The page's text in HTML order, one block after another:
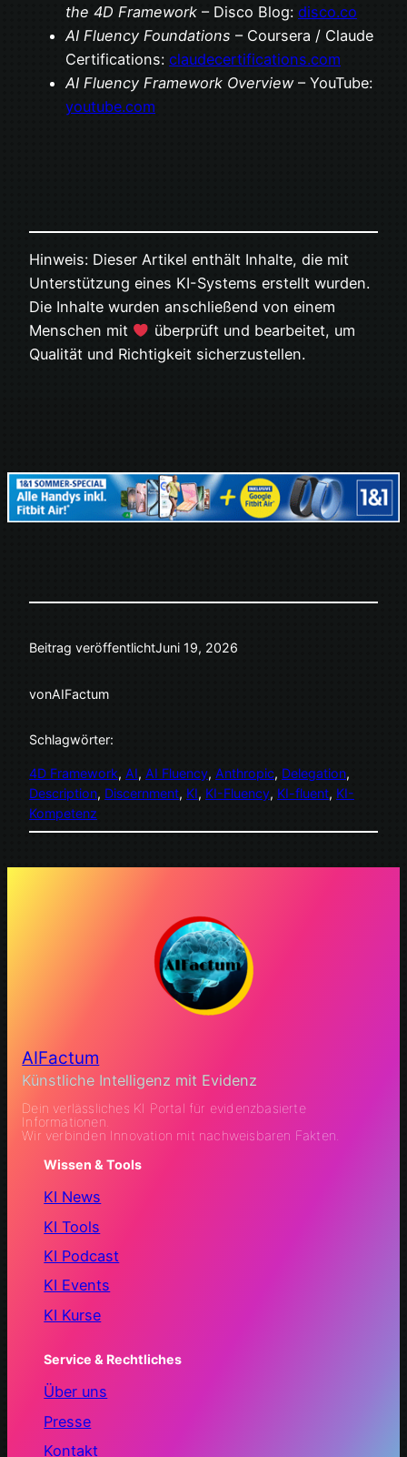
the 4D Framework – Disco Blog: disco.co
AI Fluency Foundations – Coursera / Claude
Certifications: claudecertifications.com
AI Fluency Framework Overview– YouTube:
youtube.com
Hinweis: Dieser Artikel enthält Inhalte, die mit
Unterstützung eines KI-Systems erstellt wurden.
Die Inhalte wurden anschließend von einem
Menschen mit
überprüft und bearbeitet, um
Qualität und Richtigkeit sicherzustellen.
Beitrag veröffentlichtJuni 19, 2026
vonAIFactum
Schlagwörter:
4D Framework, AI, AI Fluency, Anthropic, Delegation
Description, Discernment, KI, KI-Fluency, KI-fluent, KI-
Kompetenz
AIFactum
Künstliche Intelligenz mit Evidenz
Dein verlässliches KI Portal für evidenzbasierte
Informationen.
Wir verbinden Innovation mit nachweisbaren Fakten.
Wissen & Tools
KI News
KI Tools
KI Podcast
KI Events
KI Kurse
Service & Rechtliches
Über uns
Presse
Kontakt